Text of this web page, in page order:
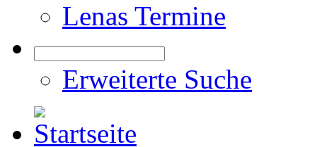
Lenas Termine
Erweiterte Suche